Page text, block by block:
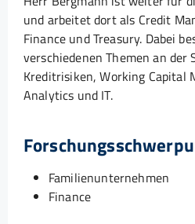
und arbeitet dort als Credit
Finance und Treasury. Dabei
verschiedenen Themen an
Kreditrisiken, Working Capital
Analytics und IT.
Familienunternehmen
Finance